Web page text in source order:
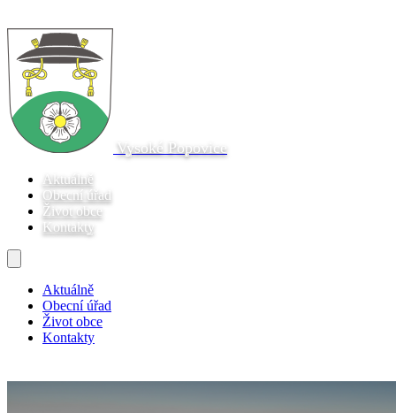
Vysoké Popovice
Aktuálně
Obecní úřad
Život obce
Kontakty
Aktuálně
Obecní úřad
Život obce
Kontakty